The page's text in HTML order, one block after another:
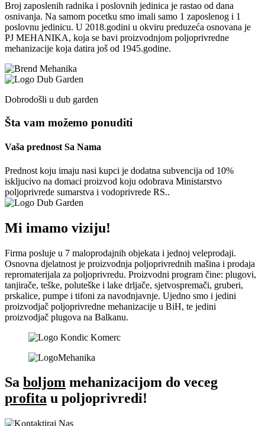
Broj zaposlenih radnika i poslovnih jedinica je rastao od dana
osnivanja. Na samom pocetku smo imali samo 1 zaposlenog i 1
poslovnu jedinicu. U 2018.godini u okviru preduzeća osnovana je
PJ MEHANIKA, koja se bavi proizvodnjom poljoprivredne
mehanizacije koja datira još od 1945.godine.
Dobrodošli u dub garden
Šta vam možemo ponuditi
Vaša prednost Sa Nama
Prednost koju imaju nasi kupci je dodatna subvencija od 10%
iskljucivo na domaci proizvod koju odobrava Ministarstvo
poljoprivrede sumarstva i vodoprivrede RS..
Mi imamo viziju!
Firma posluje u 7 maloprodajnih objekata i jednoj veleprodaji.
Osnovna djelatnost je proizvodnja poljoprivrednih mašina i prodaja
repromaterijala za poljoprivredu. Proizvodni program čine: plugovi,
tanjirače, teške, poluteške i lake drljače, sjetvospremači, gruberi,
prskalice, pumpe i tifoni za navodnjavnje. Ujedno smo i jedini
proizvodjač poljoprivredne mehanizacije u BiH, te jedini
proizvodjač plugova na Balkanu.
Sa boljom mehanizacijom do veceg
profita u poljoprivredi!